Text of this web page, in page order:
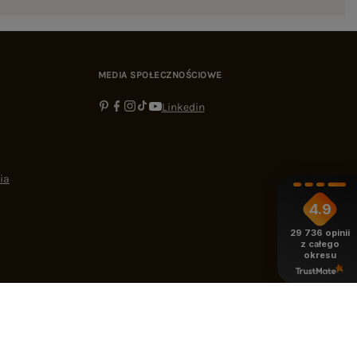
MEDIA SPOŁECZNOŚCIOWE
Linkedin
4.9
29 736 opinii
z całego
okresu